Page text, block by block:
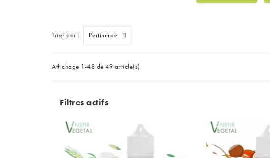
Trier par : Pertinence
Affichage 1-48 de 49 article(s)
Filtres actifs